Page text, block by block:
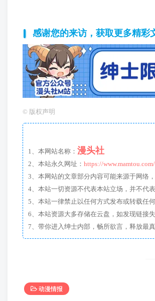
感谢您的来访，获取更多精彩
© 版权声明
1、本网站名称： 漫头社
2、本站永久网址： https://www.mamtou.com/
3、本网站的文章部分内容可能来源于网络
4、本站一切资源不代表本站立场，并不代
5、本站一律禁止以任何方式发布或转载任
6、本站资源大多存储在云盘，如发现链接
动漫情报